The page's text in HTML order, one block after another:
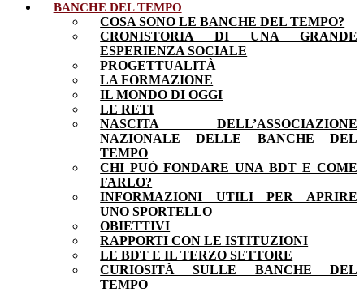
BANCHE DEL TEMPO
COSA SONO LE BANCHE DEL TEMPO?
CRONISTORIA DI UNA GRANDE
ESPERIENZA SOCIALE
PROGETTUALITÀ
LA FORMAZIONE
IL MONDO DI OGGI
LE RETI
NASCITA DELL’ASSOCIAZIONE
NAZIONALE DELLE BANCHE DEL
TEMPO
CHI PUÒ FONDARE UNA BDT E COME
FARLO?
INFORMAZIONI UTILI PER APRIRE
UNO SPORTELLO
OBIETTIVI
RAPPORTI CON LE ISTITUZIONI
LE BDT E IL TERZO SETTORE
CURIOSITÀ SULLE BANCHE DEL
TEMPO